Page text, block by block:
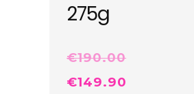
275g
€190.00
Algne
€149.90